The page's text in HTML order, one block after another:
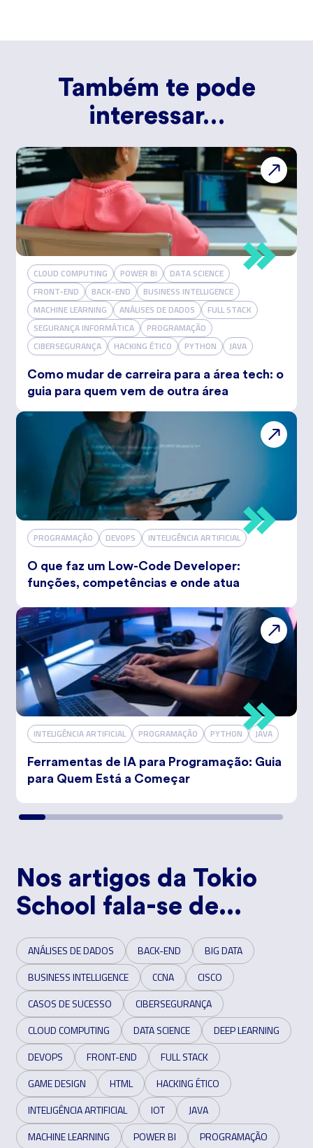
Também te pode
interessar…
CLOUD COMPUTING POWER BI
DATA SCIENCE
FRONT-END
BACK-END
BUSINESS INTELLIGENCE
MACHINE LEARNING
ANÁLISES DE DADOS
FULL STACK
SEGURANÇA INFORMÁTICA
PROGRAMAÇÃO
CIBERSEGURANÇA
HACKING ÉTICO PYTHON JAVA
Como mudar de carreira para a área tech: o
guia para quem vem de outra área
PROGRAMAÇÃO DEVOPS INTELIGÊNCIA ARTIFICIAL
O que faz um Low-Code Developer:
funções, competências e onde atua
INTELIGÊNCIA ARTIFICIAL PROGRAMAÇÃO PYTHON JAVA
Ferramentas de IA para Programação: Guia
para Quem Está a Começar
Nos artigos da Tokio
School fala-se de...
ANÁLISES DE DADOS BACK-END
BIG DATA
BUSINESS INTELLIGENCE
CCNA
CISCO
CASOS DE SUCESSO
CIBERSEGURANÇA
CLOUD COMPUTING
DATA SCIENCE
DEEP LEARNING
DEVOPS
FRONT-END
FULL STACK
GAME DESIGN
HTML
HACKING ÉTICO
INTELIGÊNCIA ARTIFICIAL
IOT
JAVA
MACHINE LEARNING
POWER BI
PROGRAMAÇÃO